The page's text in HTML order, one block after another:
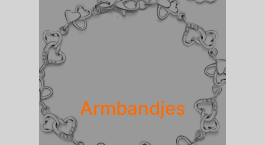
Armbandjes